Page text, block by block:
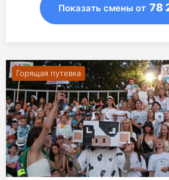
Показать смены от 78
Горящая путевка